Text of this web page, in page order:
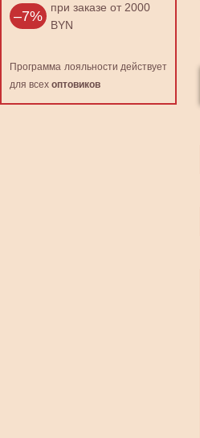
–7%
при заказе от 2000
BYN
Программа лояльности действует
для всех оптовиков